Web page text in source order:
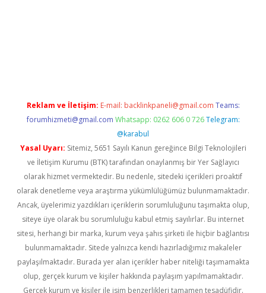
Reklam ve İletişim: E-mail: backlinkpaneli@gmail.com Teams:
forumhizmeti@gmail.com Whatsapp: 0262 606 0 726 Telegram:
@karabul
Yasal Uyarı: Sitemiz, 5651 Sayılı Kanun gereğince Bilgi Teknolojileri
ve İletişim Kurumu (BTK) tarafından onaylanmış bir Yer Sağlayıcı
olarak hizmet vermektedir. Bu nedenle, sitedeki içerikleri proaktif
olarak denetleme veya araştırma yükümlülüğümüz bulunmamaktadır.
Ancak, üyelerimiz yazdıkları içeriklerin sorumluluğunu taşımakta olup,
siteye üye olarak bu sorumluluğu kabul etmiş sayılırlar. Bu internet
sitesi, herhangi bir marka, kurum veya şahıs şirketi ile hiçbir bağlantısı
bulunmamaktadır. Sitede yalnızca kendi hazırladığımız makaleler
paylaşılmaktadır. Burada yer alan içerikler haber niteliği taşımamakta
olup, gerçek kurum ve kişiler hakkında paylaşım yapılmamaktadır.
Gerçek kurum ve kişiler ile isim benzerlikleri tamamen tesadüfidir.